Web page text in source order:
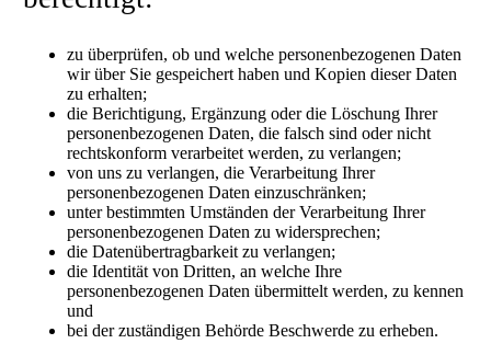
zu überprüfen, ob und welche personenbezogenen Daten
wir über Sie gespeichert haben und Kopien dieser Daten
zu erhalten;
die Berichtigung, Ergänzung oder die Löschung Ihrer
personenbezogenen Daten, die falsch sind oder nicht
rechtskonform verarbeitet werden, zu verlangen;
von uns zu verlangen, die Verarbeitung Ihrer
personenbezogenen Daten einzuschränken;
unter bestimmten Umständen der Verarbeitung Ihrer
personenbezogenen Daten zu widersprechen;
die Datenübertragbarkeit zu verlangen;
die Identität von Dritten, an welche Ihre
personenbezogenen Daten übermittelt werden, zu kennen
und
bei der zuständigen Behörde Beschwerde zu erheben.